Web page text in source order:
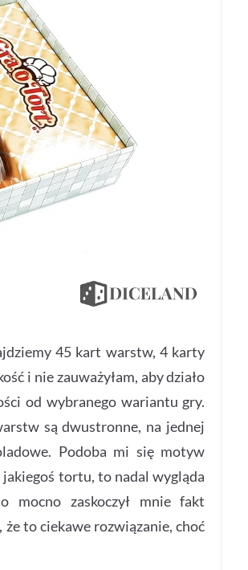
45 kart warstw, 4 karty
i nie zauważyłam, aby działo
od wybranego wariantu gry.
są dwustronne, na jednej
Podoba mi się motyw
tortu, to nadal wygląda
zaskoczył mnie fakt
to ciekawe rozwiązanie, choć